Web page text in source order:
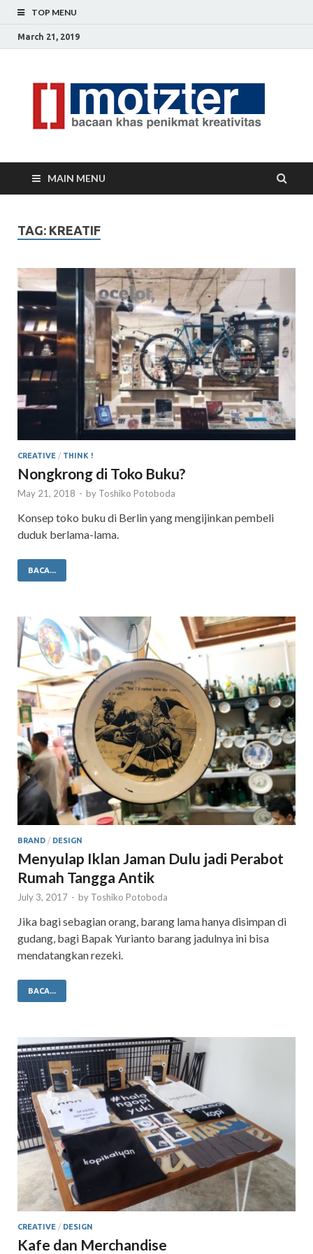
TOP MENU
March 21, 2019
MAIN MENU
TAG: KREATIF
CREATIVE / THINK !
Nongkrong di Toko Buku?
May 21, 2018 - by Toshiko Potoboda
Konsep toko buku di Berlin yang mengijinkan pembeli
duduk berlama-lama.
BACA...
BRAND / DESIGN
Menyulap Iklan Jaman Dulu jadi Perabot
Rumah Tangga Antik
July 3, 2017 - by Toshiko Potoboda
Jika bagi sebagian orang, barang lama hanya disimpan di
gudang, bagi Bapak Yurianto barang jadulnya ini bisa
mendatangkan rezeki.
BACA...
CREATIVE / DESIGN
Kafe dan Merchandise